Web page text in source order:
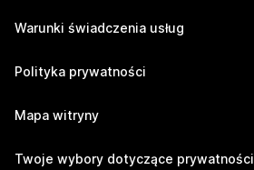
Warunki świadczenia usług
Polityka prywatności
Mapa witryny
Twoje wybory dotyczące prywatności